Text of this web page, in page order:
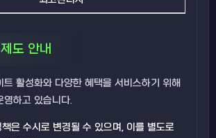
도 안내
트 활성화와 다양한 혜택을 서비스하기 위해
하고 있습니다.
은 수시로 변경될 수 있으며, 이를 별도로